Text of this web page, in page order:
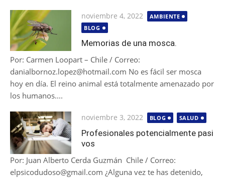
Publicada
el
noviembre 4, 2022
AMBIENTE
BLOG
Memorias de una mosca.
Por: Carmen Loopart – Chile / Correo:
danialbornoz.lopez@hotmail.com No es fácil ser mosca
hoy en día. El reino animal está totalmente amenazado por
los humanos....
Publicada
el
noviembre 3, 2022 BLOG SALUD
Profesionales potencialmente pasi
vos
Por: Juan Alberto Cerda Guzmán Chile / Correo:
elpsicodudoso@gmail.com ¿Alguna vez te has detenido,